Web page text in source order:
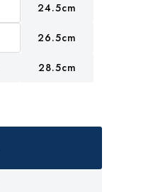
24.5cm
26.5cm
28.5cm